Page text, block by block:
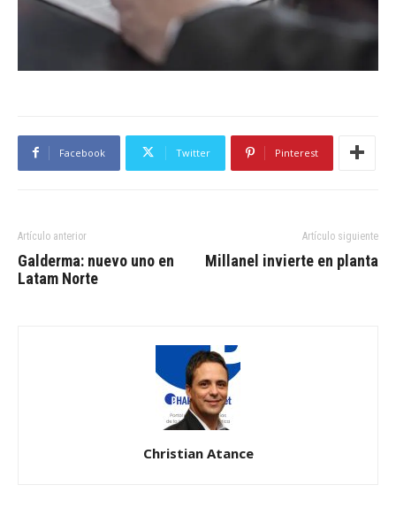
Facebook Twitter Pinterest
Artículo anterior
Galderma: nuevo uno en
Latam Norte
Artículo siguiente
Millanel invierte en planta
Christian Atance